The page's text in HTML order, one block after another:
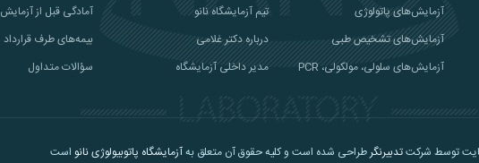
آزمایش‌های پاتولوژی
آزمایش‌های تشخیص طبی
آزمایش‌های سلولی، مولکولی، PCR
تیم آزمایشگاه نانو
درباره دکتر غلامی
مدیر داخلی آزمایشگاه
آمادگی قبل از آزمایش
بیمه‌های طرف قرارداد
سؤالات متداول
توسط شرکتتدبیرنگرطراحی شده است و کلیه حقوق آن متعلق بهآزمایشگاه پاتوبیولوژی نانو است